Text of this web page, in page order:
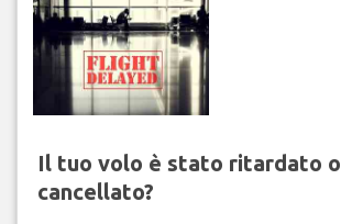
Il tuo volo è stato ritardato o
cancellato?